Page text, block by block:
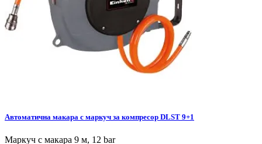
Автоматична макара с маркуч за компресор DLST 9+1
Маркуч с макара 9 м, 12 bar